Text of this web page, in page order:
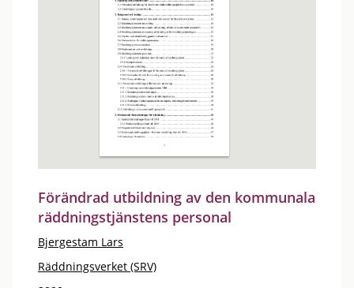
Förändrad utbildning av den kommunala
räddningstjänstens personal
Bjergestam Lars
Räddningsverket (SRV)